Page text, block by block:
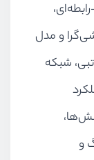
شی‌گرا و مدل
شبکه
و